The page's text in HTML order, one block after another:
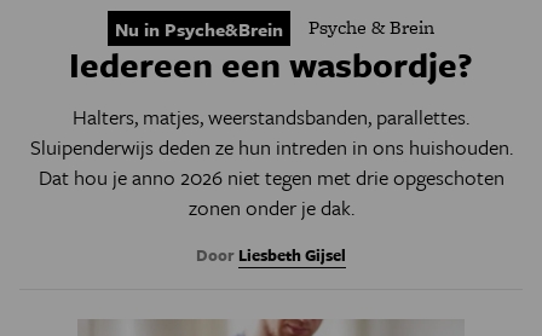
Nu in Psyche&Brein Psyche & Brein
Iedereen een wasbordje?
Halters, matjes, weerstandsbanden, parallettes.
Sluipenderwijs deden ze hun intreden in ons huishouden.
Dat hou je anno 2026 niet tegen met drie opgeschoten
zonen onder je dak.
Door Liesbeth Gijsel